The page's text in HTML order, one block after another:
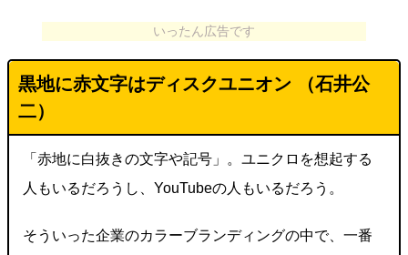
いったん広告です
黒地に赤文字はディスクユニオン （石井公
二）
「赤地に白抜きの文字や記号」。ユニクロを想起する
人もいるだろうし、YouTubeの人もいるだろう。
そういった企業のカラーブランディングの中で、一番